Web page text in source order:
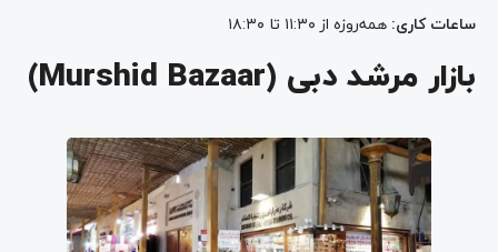
ساعات کاری: همه‌روزه از ۱۱:۳۰ تا ۱۸:۳۰
بازار مرشد دبی (Murshid Bazaar)